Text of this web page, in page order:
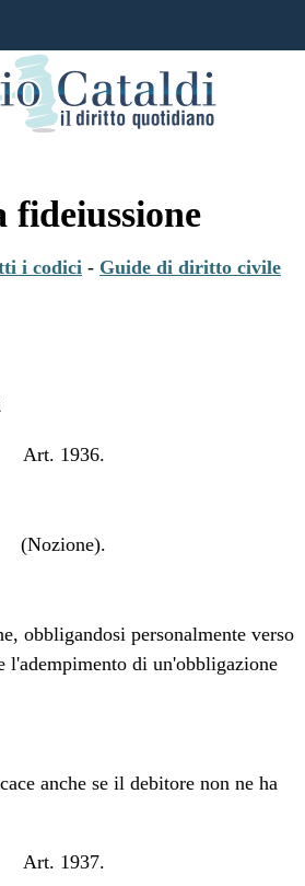
fideiussione
i codici - Guide di diritto civile
Art. 1936.
(Nozione).
obbligandosi personalmente verso
l'adempimento di un'obbligazione
anche se il debitore non ne ha
Art. 1937.